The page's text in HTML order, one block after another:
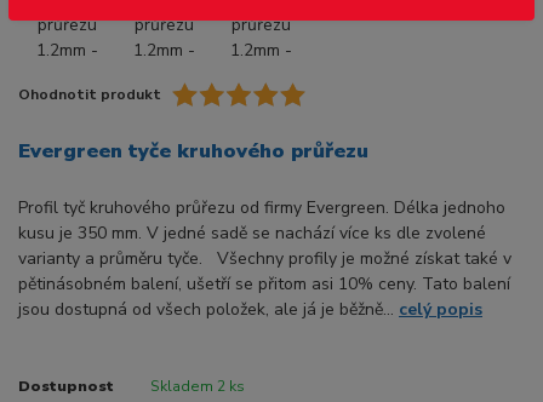
Ohodnotit produkt
Evergreen tyče kruhového průřezu
Profil tyč kruhového průřezu od firmy Evergreen. Délka jednoho
kusu je 350 mm. V jedné sadě se nachází více ks dle zvolené
varianty a průměru tyče. Všechny profily je možné získat také v
pětinásobném balení, ušetří se přitom asi 10% ceny. Tato balení
jsou dostupná od všech položek, ale já je běžně... celý popis
Dostupnost Skladem 2 ks